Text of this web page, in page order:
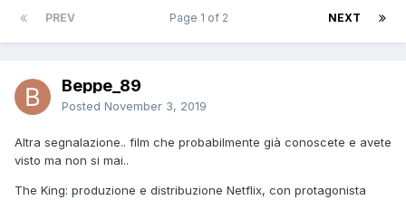
PREV NEXT
Page 1 of 2
Beppe_89
Posted November 3, 2019
Altra segnalazione.. film che probabilmente già conoscete e avete
visto ma non si mai..
The King: produzione e distribuzione Netflix, con protagonista